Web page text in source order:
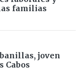
familias
joven
Cabos